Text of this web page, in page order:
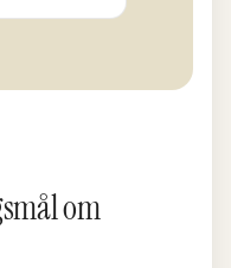
om